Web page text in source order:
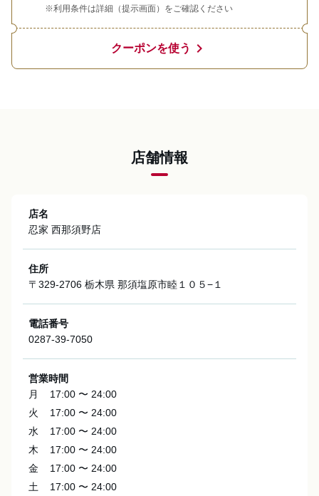
※利用条件は詳細（提示画面）をご確認ください
クーポンを使う chevron_right
店舗情報
店名
忍家 西那須野店
住所
〒329-2706 栃木県 那須塩原市睦１０５−１
電話番号
0287-39-7050
営業時間
月
17:00 〜 24:00
火
17:00 〜 24:00
水
17:00 〜 24:00
木
17:00 〜 24:00
金
17:00 〜 24:00
土
17:00 〜 24:00